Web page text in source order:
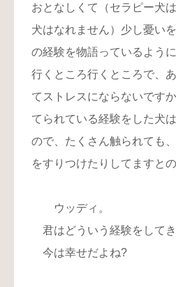
おとなしくて（セラピー犬
犬はなれません）少し憂い
の経験を物語っているように
行くところ行くところで、
てストレスにならないです
てられている経験をした犬
ので、たくさん触られても
をすりつけたりしてますとの
ウッディ。
君はどういう経験をして
今は幸せだよね?